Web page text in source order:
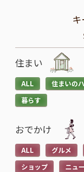
住まい
ALL 住まいの
暮らす
おでかけ
ALL グルメ
ショップ
ニュ